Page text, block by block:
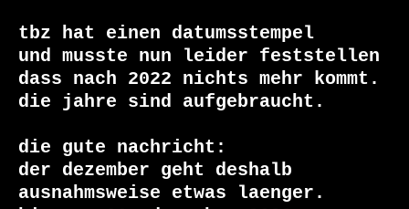
tbz hat einen datumsstempel
und musste nun leider feststellen
dass nach 2022 nichts mehr kommt.
die jahre sind aufgebraucht.
die gute nachricht:
der dezember geht deshalb
ausnahmsweise etwas laenger.